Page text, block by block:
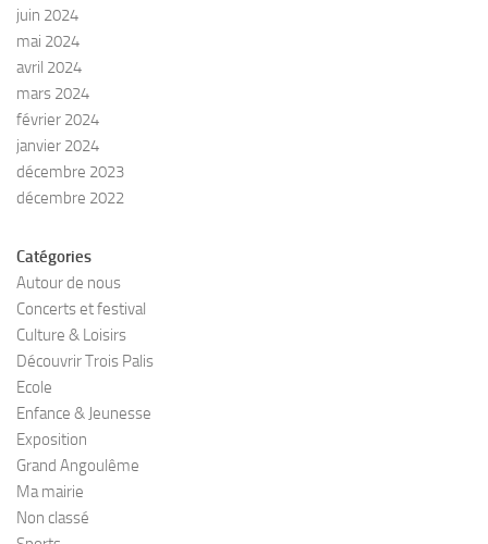
juin 2024
mai 2024
avril 2024
mars 2024
février 2024
janvier 2024
décembre 2023
décembre 2022
Catégories
Autour de nous
Concerts et festival
Culture & Loisirs
Découvrir Trois Palis
Ecole
Enfance & Jeunesse
Exposition
Grand Angoulême
Ma mairie
Non classé